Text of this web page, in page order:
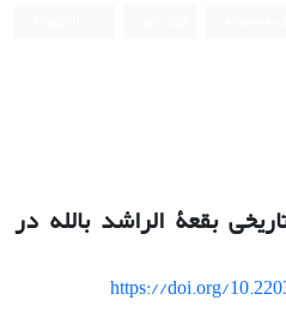
بقعۀ الراشد بالله در
https://doi.org/